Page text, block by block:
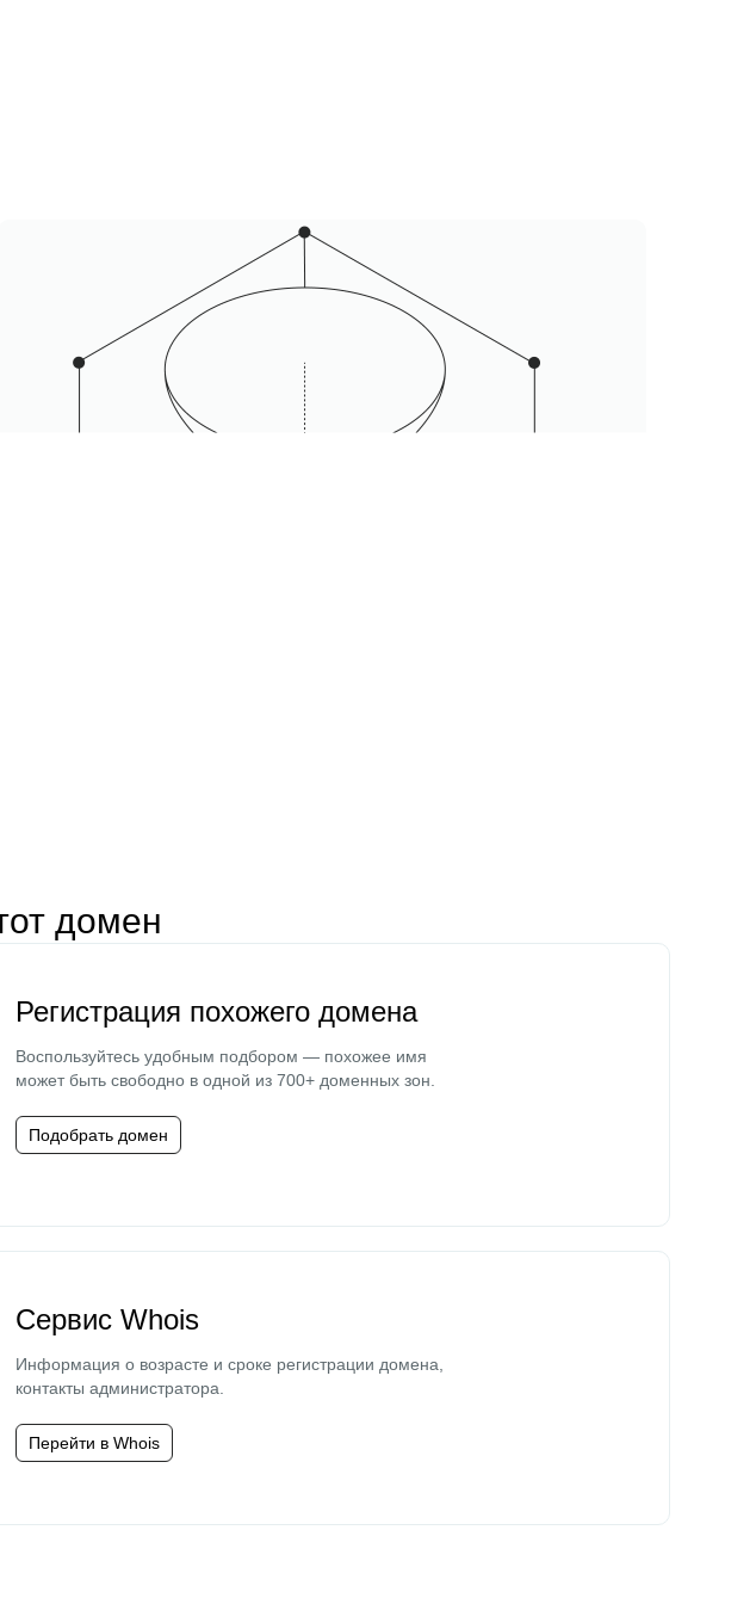
домен
Регистрация похожего домена
Воспользуйтесь удобным подбором — похожее имя
может быть свободно в одной из 700+ доменных зон.
Подобрать домен
Сервис Whois
Информация о возрасте и сроке регистрации домена,
контакты администратора.
Перейти в Whois